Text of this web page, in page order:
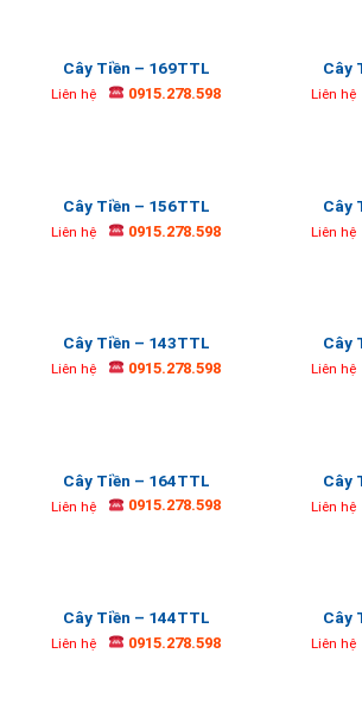
Cây Tiền – 169TTL
Liên hệ 0915.278.598
Cây
Liên hệ
Cây Tiền – 156TTL
Liên hệ 0915.278.598
Cây
Liên hệ
Cây Tiền – 143TTL
Liên hệ 0915.278.598
Cây
Liên hệ
Cây Tiền – 164TTL
Liên hệ 0915.278.598
Cây
Liên hệ
Cây Tiền – 144TTL
Liên hệ 0915.278.598
Cây
Liên hệ